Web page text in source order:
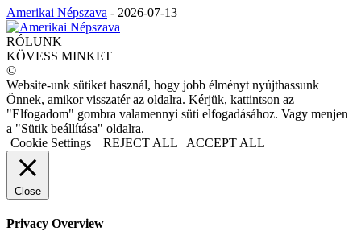
Amerikai Népszava - 2026-07-13
RÓLUNK
KÖVESS MINKET
©
Website-unk sütiket használ, hogy jobb élményt nyújthassunk
Önnek, amikor visszatér az oldalra. Kérjük, kattintson az
"Elfogadom" gombra valamennyi süti elfogadásához. Vagy menjen
a "Sütik beállítása" oldalra.
Cookie Settings
REJECT ALL ACCEPT ALL
Close
Privacy Overview